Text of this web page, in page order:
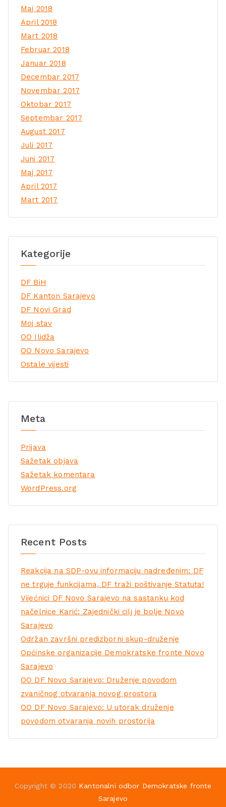
Maj 2018
April 2018
Mart 2018
Februar 2018
Januar 2018
Decembar 2017
Novembar 2017
Oktobar 2017
Septembar 2017
August 2017
Juli 2017
Juni 2017
Maj 2017
April 2017
Mart 2017
Kategorije
DF BiH
DF Kanton Sarajevo
DF Novi Grad
Moj stav
OO Ilidža
OO Novo Sarajevo
Ostale vijesti
Meta
Prijava
Sažetak objava
Sažetak komentara
WordPress.org
Recent Posts
Reakcija na SDP-ovu informaciju nadređenim: DF
ne trguje funkcijama, DF traži poštivanje Statuta!
Vijećnici DF Novo Sarajevo na sastanku kod
načelnice Karić: Zajednički cilj je bolje Novo
Sarajevo
Održan završni predizborni skup-druženje
Općinske organizacije Demokratske fronte Novo
Sarajevo
OO DF Novo Sarajevo: Druženje povodom
zvaničnog otvaranja novog prostora
OO DF Novo Sarajevo: U utorak druženje
povodom otvaranja novih prostorija
Copyright © 2020 Kantonalni odbor Demokratske fronte
Sarajevo